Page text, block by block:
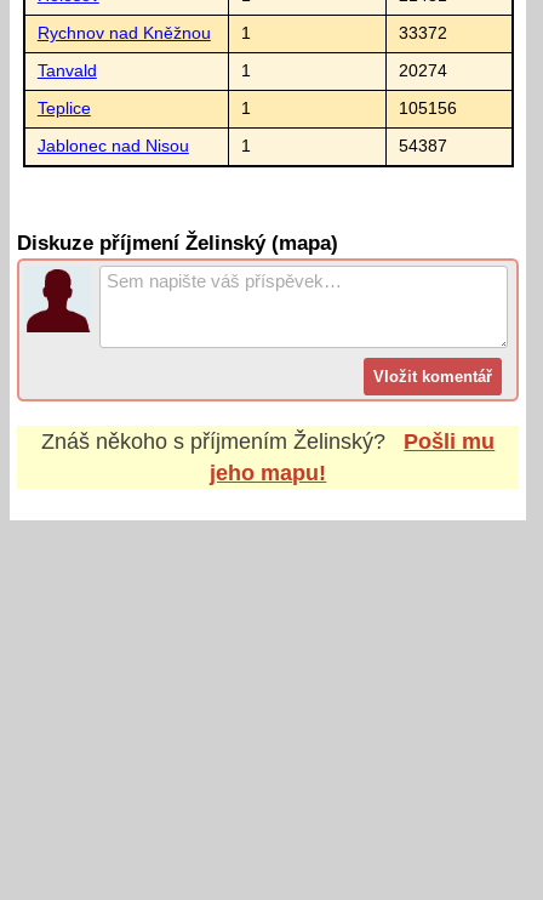
Rychnov nad Kněžnou 1 33372
Tanvald 1 20274
Teplice 1 105156
Jablonec nad Nisou 1 54387
Diskuze příjmení Želinský (mapa)
Znáš někoho s příjmenímŽelinský?
Pošli mu
jeho mapu!